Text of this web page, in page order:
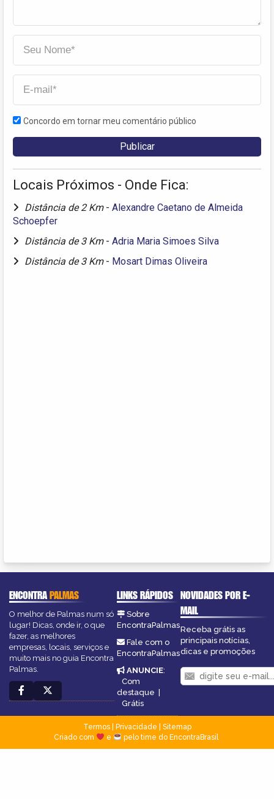
Concordo em tornar meu comentário público
Locais Próximos - Onde Fica:
Distância de 2 Km - Alexandre Caetano de Almeida
Schoepfer
Distância de 3 Km - Adria Maria Simoes Silva
Distância de 3 Km - Mosart Dimas Oliveira
ENCONTRAPALMAS
O melhor de Palmas num só
lugar! Dicas, onde ir, o que
fazer, as melhores
empresas, locais, serviços e
muito mais no guia Encontra
Palmas.
LINKS RÁPIDOS
Sobre
EncontraPalmas
Fale com o
EncontraPalmas
ANUNCIE:
Com
destaque |
Grátis
NOVIDADES POR E-
MAIL
Receba grátis as
principais notícias,
dicas e promoções
Termos| Privacidade
Sitemap
Criado com
e pelo time do EncontraBrasil